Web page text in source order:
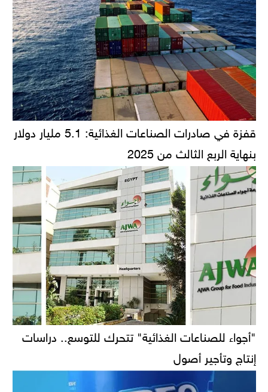
قفزة في صادرات الصناعات الغذائية: 5.1 مليار دولار
بنهاية الربع الثالث من 2025
"أجواء للصناعات الغذائية" تتحرك للتوسع.. دراسات
إنتاج وتأجير أصول